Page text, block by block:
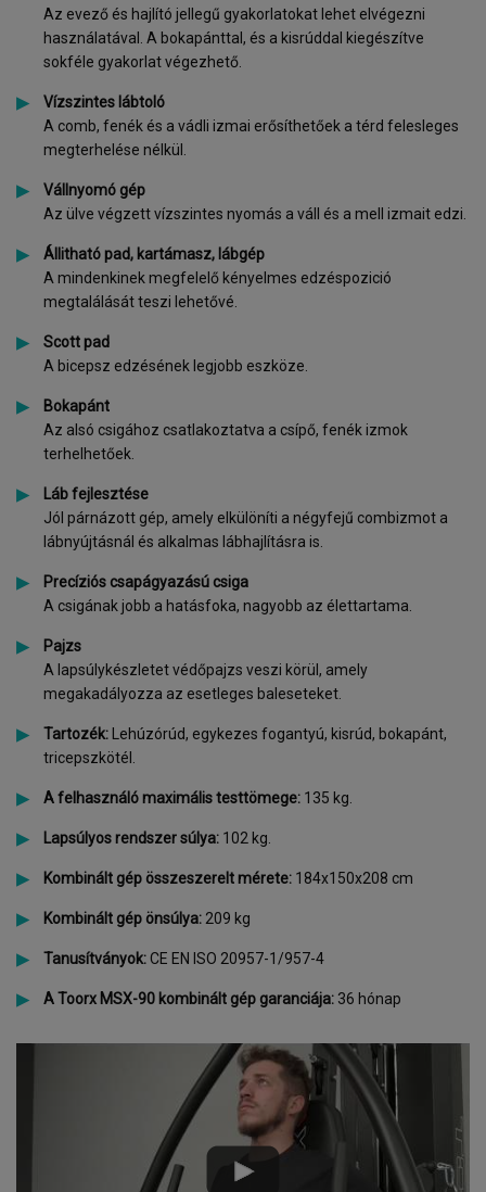
Az evező és hajlító jellegű gyakorlatokat lehet elvégezni
használatával. A bokapánttal, és a kisrúddal kiegészítve
sokféle gyakorlat végezhető.
Vízszintes lábtoló
A comb, fenék és a vádli izmai erősíthetőek a térd felesleges
megterhelése nélkül.
Vállnyomó gép
Az ülve végzett vízszintes nyomás a váll és a mell izmait edzi.
Állitható pad, kartámasz, lábgép
A mindenkinek megfelelő kényelmes edzéspozició
megtalálását teszi lehetővé.
Scott pad
A bicepsz edzésének legjobb eszköze.
Bokapánt
Az alsó csigához csatlakoztatva a csípő, fenék izmok
terhelhetőek.
Láb fejlesztése
Jól párnázott gép, amely elkülöníti a négyfejű combizmot a
lábnyújtásnál és alkalmas lábhajlításra is.
Precíziós csapágyazású csiga
A csigának jobb a hatásfoka, nagyobb az élettartama.
Pajzs
A lapsúlykészletet védőpajzs veszi körül, amely
megakadályozza az esetleges baleseteket.
Tartozék:
Lehúzórúd, egykezes fogantyú, kisrúd, bokapánt,
tricepszkötél.
A felhasználó maximális testtömege: 135 kg.
Lapsúlyos rendszer súlya: 102 kg.
Kombinált gép összeszerelt mérete: 184x150x208 cm
Kombinált gép önsúlya: 209 kg
Tanusítványok:CE EN ISO 20957-1/957-4
A Toorx MSX-90 kombinált gép garanciája: 36 hónap